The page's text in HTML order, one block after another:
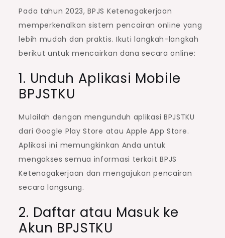
Pada tahun 2023, BPJS Ketenagakerjaan
memperkenalkan sistem pencairan online yang
lebih mudah dan praktis. Ikuti langkah-langkah
berikut untuk mencairkan dana secara online:
1. Unduh Aplikasi Mobile
BPJSTKU
Mulailah dengan mengunduh aplikasi BPJSTKU
dari Google Play Store atau Apple App Store.
Aplikasi ini memungkinkan Anda untuk
mengakses semua informasi terkait BPJS
Ketenagakerjaan dan mengajukan pencairan
secara langsung.
2. Daftar atau Masuk ke
Akun BPJSTKU